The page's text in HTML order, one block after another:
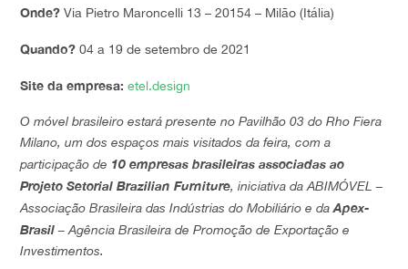
Onde? Via Pietro Maroncelli 13 – 20154 – Milão (Itália)
Quando? 04 a 19 de setembro de 2021
Site da empresa: etel.design
O móvel brasileiro estará presente no Pavilhão 03 do Rho Fiera
Milano, um dos espaços mais visitados da feira, com a
participação de 10 empresas brasileiras associadas ao
Projeto Setorial Brazilian Furniture, iniciativa da ABIMÓVEL –
Associação Brasileira das Indústrias do Mobiliário e daApex-
Brasil– Agência Brasileira de Promoção de Exportação e
Investimentos.